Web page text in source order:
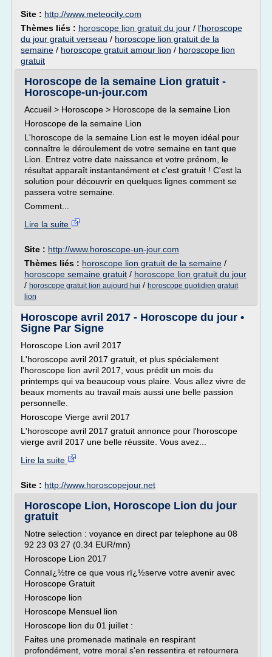
Site : http://www.meteocity.com
Thèmes liés : horoscope lion gratuit du jour / l'horoscope
du jour gratuit verseau / horoscope lion gratuit de la
semaine / horoscope gratuit amour lion / horoscope lion
gratuit
Horoscope de la semaine Lion gratuit -
Horoscope-un-jour.com
Accueil > Horoscope > Horoscope de la semaine Lion
Horoscope de la semaine Lion
L'horoscope de la semaine Lion est le moyen idéal pour
connaître le déroulement de votre semaine en tant que
Lion. Entrez votre date naissance et votre prénom, le
résultat apparaît instantanément et c'est gratuit ! C'est la
solution pour découvrir en quelques lignes comment se
passera votre semaine.
Comment...
Lire la suite
Site : http://www.horoscope-un-jour.com
Thèmes liés : horoscope lion gratuit de la semaine /
horoscope semaine gratuit / horoscope lion gratuit du jour
/ horoscope gratuit lion aujourd hui / horoscope quotidien gratuit
lion
Horoscope avril 2017 - Horoscope du jour •
Signe Par Signe
Horoscope Lion avril 2017
L'horoscope avril 2017 gratuit, et plus spécialement
l'horoscope lion avril 2017, vous prédit un mois du
printemps qui va beaucoup vous plaire. Vous allez vivre de
beaux moments au travail mais aussi une belle passion
personnelle.
Horoscope Vierge avril 2017
L'horoscope avril 2017 gratuit annonce pour l'horoscope
vierge avril 2017 une belle réussite. Vous avez...
Lire la suite
Site : http://www.horoscopejour.net
Horoscope Lion, Horoscope Lion du jour
gratuit
Notre selection : voyance en direct par telephone au 08
92 23 03 27 (0.34 EUR/mn)
Horoscope Lion 2017
Connaï¿½tre ce que vous rï¿½serve votre avenir avec
Horoscope Gratuit
Horoscope lion
Horoscope Mensuel lion
Horoscope lion du 01 juillet :
Faites une promenade matinale en respirant
profondément, votre moral s'en ressentira et retournera